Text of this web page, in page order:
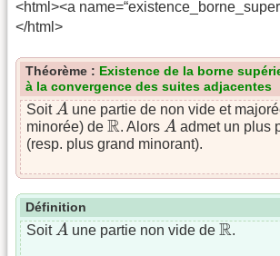
<html><a
</html>
Théorème : Existence de la borne
à la convergence des suites adjacentes
SoitA
A une partie de non vide et
minorée) de R
R. Alors A
A admet un plus
(resp. plus grand minorant).
Définition
Soit A
A une partie non vide de R
R.